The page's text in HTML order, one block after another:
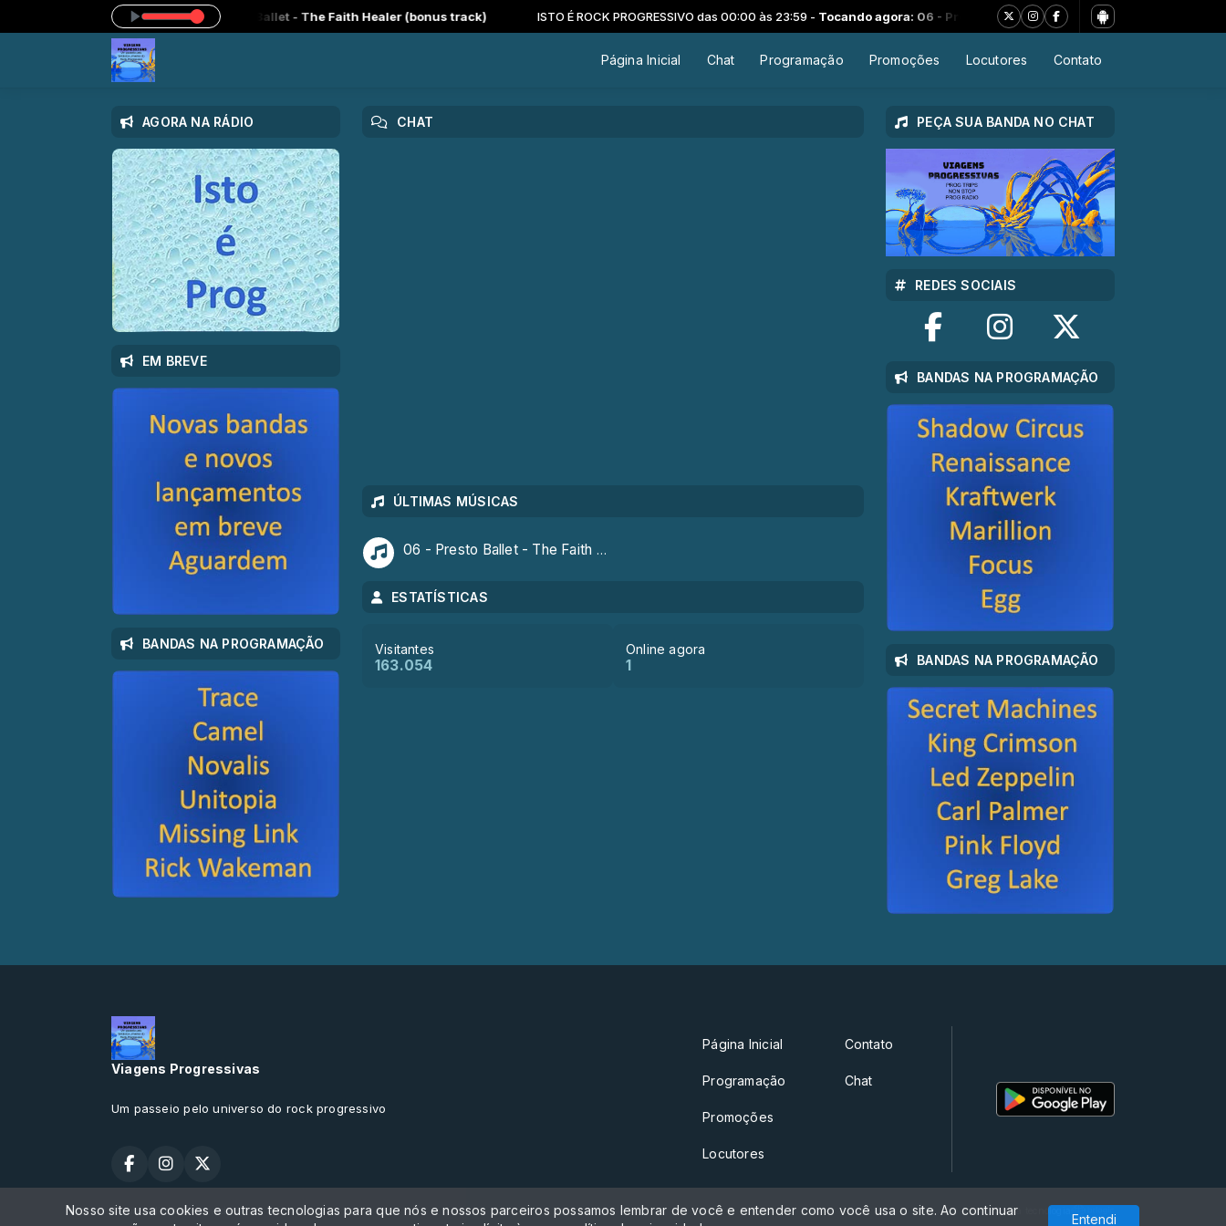
Tocando agora: 06 - Presto Ballet - The Faith Healer (bonus track) ISTO É ROCK PROGRESSIVO das 00:00 às 23:59 -Tocando agora: 06 - Presto Ballet - The Faith Healer (bonus track)
Página Inicial Chat Programação Promoções Locutores Contato
CHAT
ÚLTIMAS MÚSICAS
06 - Presto Ballet - The Faith Healer (bonus track)
ESTATÍSTICAS
Visitantes
163.054
Online agora
1
AGORA NA RÁDIO
EM BREVE
BANDAS NA PROGRAMAÇÃO
PEÇA SUA BANDA NO CHAT
REDES SOCIAIS
BANDAS NA PROGRAMAÇÃO
BANDAS NA PROGRAMAÇÃO
Viagens Progressivas
Um passeio pelo universo do rock progressivo
Página Inicial
Programação
Promoções
Locutores
Contato
Chat
Todos os direitos reservados. Com a tecnologia
Nosso site usa cookies e outras tecnologias para que nós e nossos parceiros possamos lembrar de você e entender como você usa o site. Ao continuar
Entendi